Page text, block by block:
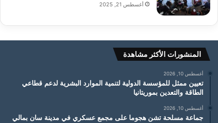
أغسطس 21, 2025
المنشورات الأكثر مشاهدة
أغسطس 10, 2026
تعيين ممثل للمؤسسة الدولية لتنمية الموارد البشرية لدعم قطاعي
الطاقة والتعدين بموريتانيا
أغسطس 10, 2026
جماعة مسلحة تشن هجوما على مجمع عسكري في مدينة سان بمالي